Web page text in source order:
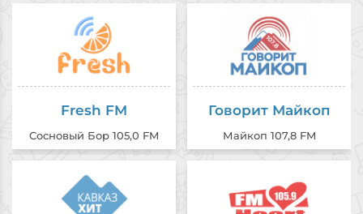
Fresh FM
Сосновый Бор 105,0 FM
Говорит Майкоп
Майкоп 107,8 FM